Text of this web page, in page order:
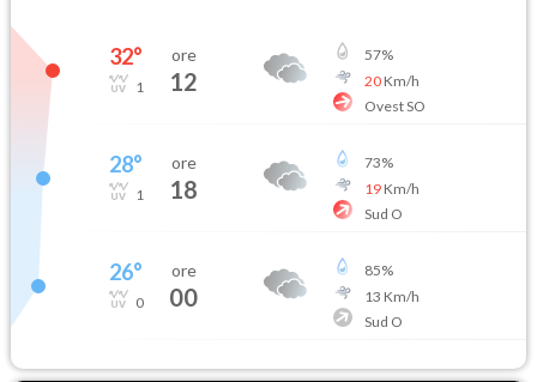
32°
1
ore
12
57%
20Km/h
Ovest SO
28°
1
ore
18
73%
19Km/h
Sud O
26°
0
ore
00
85%
13 Km/h
Sud O